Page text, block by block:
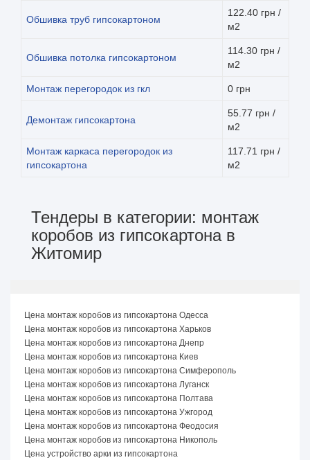
Обшивка труб гипсокартоном
122.40 грн /
м2
Обшивка потолка гипсокартоном
114.30 грн /
м2
Монтаж перегородок из гкл 0 грн
Демонтаж гипсокартона
55.77 грн /
м2
Монтаж каркаса перегородок из
гипсокартона
117.71 грн /
м2
Тендеры в категории: монтаж
коробов из гипсокартона в
Житомир
Цена монтаж коробов из гипсокартона Одесса
Цена монтаж коробов из гипсокартона Харьков
Цена монтаж коробов из гипсокартона Днепр
Цена монтаж коробов из гипсокартона Киев
Цена монтаж коробов из гипсокартона Симферополь
Цена монтаж коробов из гипсокартона Луганск
Цена монтаж коробов из гипсокартона Полтава
Цена монтаж коробов из гипсокартона Ужгород
Цена монтаж коробов из гипсокартона Феодосия
Цена монтаж коробов из гипсокартона Никополь
Цена устройство арки из гипсокартона